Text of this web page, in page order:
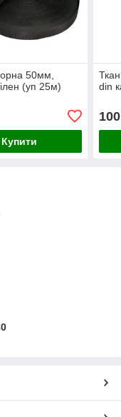
50мм,
(уп 25м)
Купити
din
100